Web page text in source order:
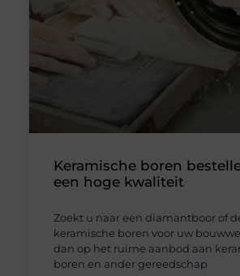
Keramische boren
een hoge kwaliteit
Zoekt u naar een diamantboor of
keramische boren voor uw
dan op het ruime aanbod aan
boren en ander gereedschap